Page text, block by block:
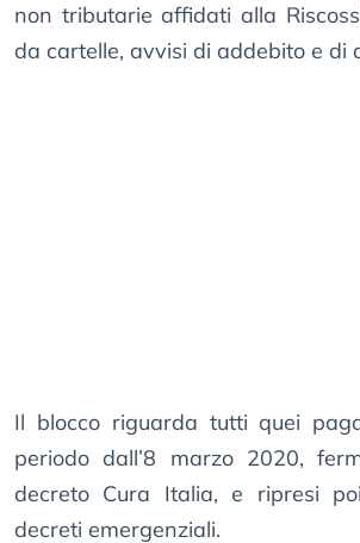
non tributarie affidati alla
da cartelle, avvisi di addebito e di
Il blocco riguarda tutti quei
periodo dall’8 marzo 2020,
decreto Cura Italia, e ripresi
decreti emergenziali.